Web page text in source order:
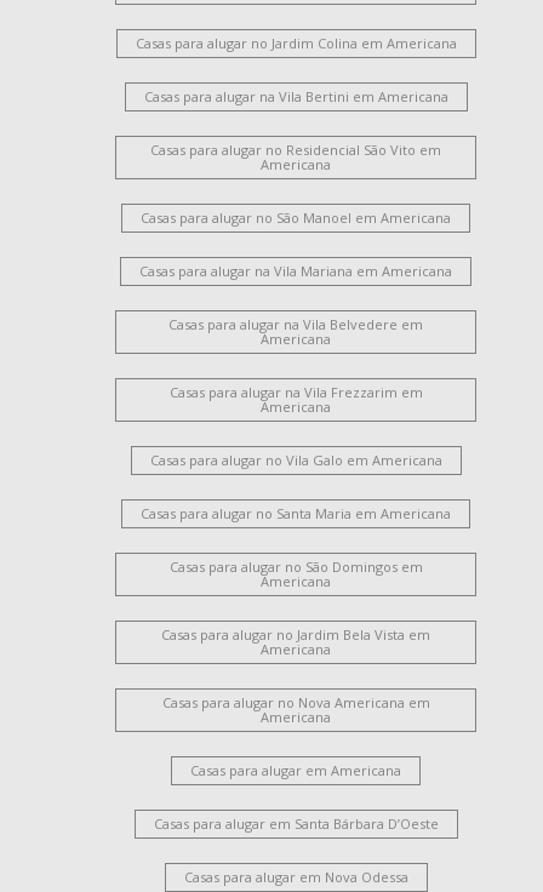
Casas para alugar no Jardim Colina em Americana
Casas para alugar na Vila Bertini em Americana
Casas para alugar no Residencial São Vito em
Americana
Casas para alugar no São Manoel em Americana
Casas para alugar na Vila Mariana em Americana
Casas para alugar na Vila Belvedere em
Americana
Casas para alugar na Vila Frezzarim em
Americana
Casas para alugar no Vila Galo em Americana
Casas para alugar no Santa Maria em Americana
Casas para alugar no São Domingos em
Americana
Casas para alugar no Jardim Bela Vista em
Americana
Casas para alugar no Nova Americana em
Americana
Casas para alugar em Americana
Casas para alugar em Santa Bárbara D’Oeste
Casas para alugar em Nova Odessa